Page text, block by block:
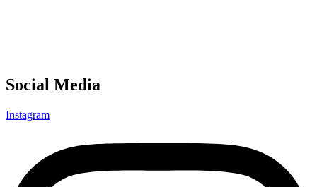
Social Media
Instagram